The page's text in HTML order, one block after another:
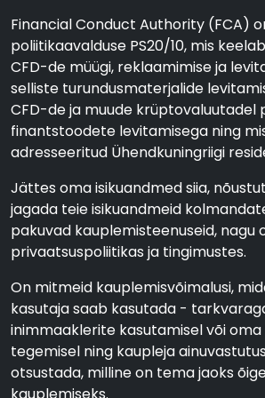
Financial Conduct Authority (FCA)
poliitikaavalduse PS20/10, mis
CFD-de müügi, reklaamimise ja
selliste turundusmaterjalide
CFD-de ja muude krüptovaluutadel
finantstoodete levitamisega ning
adresseeritud Ühendkuningriigi
Jättes oma isikuandmed siia,
jagada teie isikuandmeid
pakuvad kauplemisteenuseid, nagu
privaatsuspoliitikas ja tingimustes.
On mitmeid kauplemisvõimalusi,
kasutaja saab kasutada -
inimmaaklerite kasutamisel või
tegemisel ning kaupleja
otsustada, milline on tema jaoks